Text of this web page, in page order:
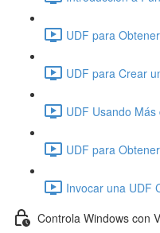
UDF para
UDF para Crear
UDF Usando
UDF para
Invocar una UDF
Controla Windows con